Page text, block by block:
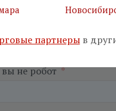
вы не робот*
партнерыв